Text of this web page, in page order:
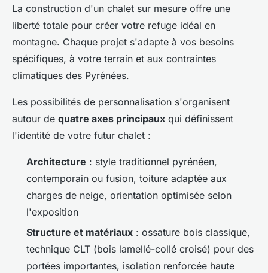
La construction d'un chalet sur mesure offre une
liberté totale pour créer votre refuge idéal en
montagne. Chaque projet s'adapte à vos besoins
spécifiques, à votre terrain et aux contraintes
climatiques des Pyrénées.
Les possibilités de personnalisation s'organisent
autour de quatre axes principaux qui définissent
l'identité de votre futur chalet :
Architecture : style traditionnel pyrénéen,
contemporain ou fusion, toiture adaptée aux
charges de neige, orientation optimisée selon
l'exposition
Structure et matériaux : ossature bois classique,
technique CLT (bois lamellé-collé croisé) pour des
portées importantes, isolation renforcée haute